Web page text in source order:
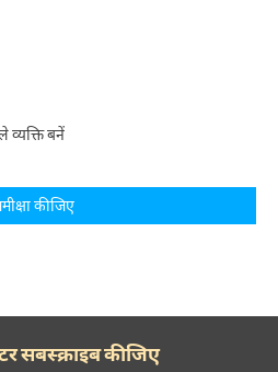
व्यक्ति बनें
कीजिए
सबस्क्राइब कीजिए